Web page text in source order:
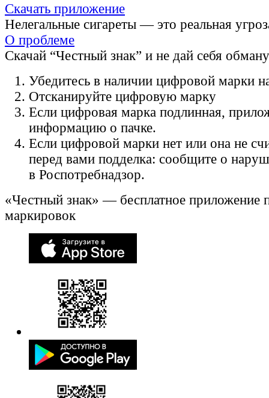
Скачать приложение
Нелегальные сигареты — это реальная
О проблеме
Скачай “Честный знак” и не дай себя
Убедитесь в наличии цифровой марки
Отсканируйте цифровую марку
Если цифровая марка подлинная,
информацию о пачке.
Если цифровой марки нет или она не
перед вами подделка: сообщите о
в Роспотребнадзор.
«Честный знак» — бесплатное приложение
маркировок